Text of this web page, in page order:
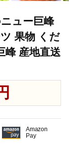
ニュー巨峰
果物 くだ
峰 産地直送
Amazon
Pay